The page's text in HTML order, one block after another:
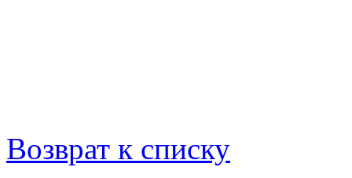
Возврат к списку